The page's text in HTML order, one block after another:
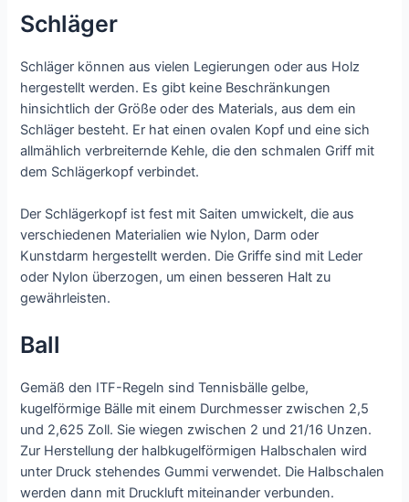
Schläger
Schläger können aus vielen Legierungen oder aus Holz
hergestellt werden. Es gibt keine Beschränkungen
hinsichtlich der Größe oder des Materials, aus dem ein
Schläger besteht. Er hat einen ovalen Kopf und eine sich
allmählich verbreiternde Kehle, die den schmalen Griff mit
dem Schlägerkopf verbindet.
Der Schlägerkopf ist fest mit Saiten umwickelt, die aus
verschiedenen Materialien wie Nylon, Darm oder
Kunstdarm hergestellt werden. Die Griffe sind mit Leder
oder Nylon überzogen, um einen besseren Halt zu
gewährleisten.
Ball
Gemäß den ITF-Regeln sind Tennisbälle gelbe,
kugelförmige Bälle mit einem Durchmesser zwischen 2,5
und 2,625 Zoll. Sie wiegen zwischen 2 und 21/16 Unzen.
Zur Herstellung der halbkugelförmigen Halbschalen wird
unter Druck stehendes Gummi verwendet. Die Halbschalen
werden dann mit Druckluft miteinander verbunden.